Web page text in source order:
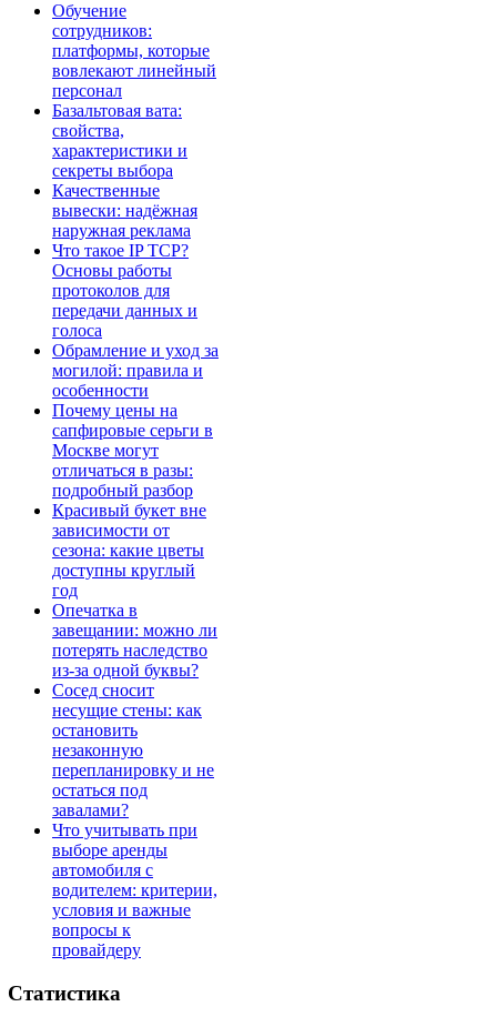
Обучение
сотрудников:
платформы, которые
вовлекают линейный
персонал
Базальтовая вата:
свойства,
характеристики и
секреты выбора
Качественные
вывески: надёжная
наружная реклама
Что такое IP TCP?
Основы работы
протоколов для
передачи данных и
голоса
Обрамление и уход за
могилой: правила и
особенности
Почему цены на
сапфировые серьги в
Москве могут
отличаться в разы:
подробный разбор
Красивый букет вне
зависимости от
сезона: какие цветы
доступны круглый
год
Опечатка в
завещании: можно ли
потерять наследство
из-за одной буквы?
Сосед сносит
несущие стены: как
остановить
незаконную
перепланировку и не
остаться под
завалами?
Что учитывать при
выборе аренды
автомобиля с
водителем: критерии,
условия и важные
вопросы к
провайдеру
Статистика